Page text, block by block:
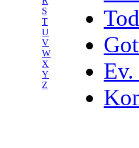
S
T
U
V
W
X
Y
Z
Ev.